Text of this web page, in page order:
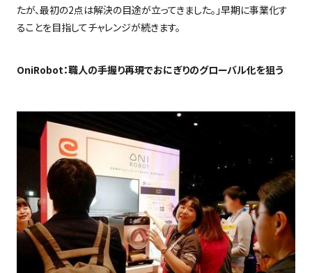
たが、最初の2点は解決の目途が立ってきました。」早期に事業化す
ることを目指してチャレンジが続きます。
OniRobot：職人の手握り再現でおにぎりのグローバル化を狙う